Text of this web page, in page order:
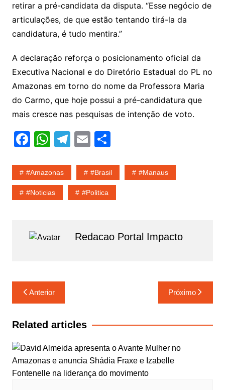
retirar a pré-candidata da disputa. “Esse negócio de
articulações, de que estão tentando tirá-la da
candidatura, é tudo mentira.”
A declaração reforça o posicionamento oficial da
Executiva Nacional e do Diretório Estadual do PL no
Amazonas em torno do nome da Professora Maria
do Carmo, que hoje possui a pré-candidatura que
mais cresce nas pesquisas de intenção de voto.
F
c
e
b
o
W
at
s
A
p
T
e
gr
a
E
ai
l
S
ar
e
#amazonas #Brasil #Manaus
#noticias #politica
Redacao Portal Impacto
Navegação
de
Post
Anterior Próximo
Related articles